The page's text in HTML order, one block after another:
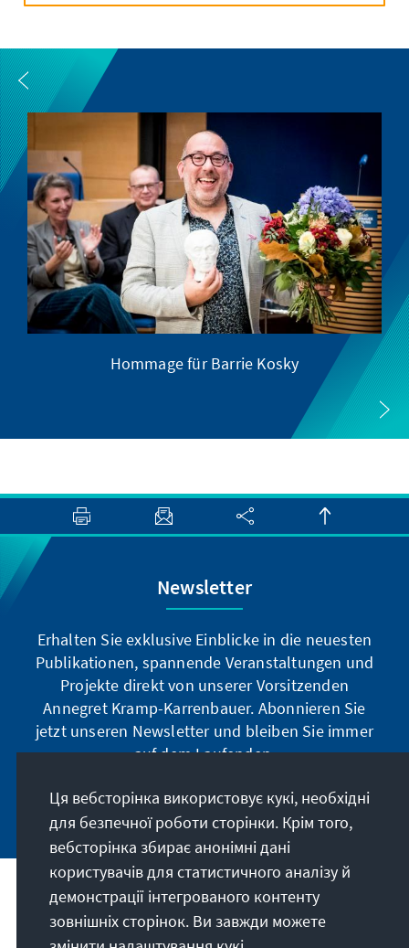
Hommage für Barrie Kosky
Newsletter
Erhalten Sie exklusive Einblicke in die neuesten
Publikationen, spannende Veranstaltungen und
Projekte direkt von unserer Vorsitzenden
Annegret Kramp-Karrenbauer. Abonnieren Sie
jetzt unseren Newsletter und bleiben Sie immer
auf dem Laufenden.
Jetzt abonnieren
Наше покликання
Ця вебсторінка використовує кукі, необхідні
для безпечної роботи сторінки. Крім того,
вебсторінка збирає анонімні дані
користувачів для статистичного аналізу й
демонстрації інтегрованого контенту
зовнішніх сторінок. Ви завжди можете